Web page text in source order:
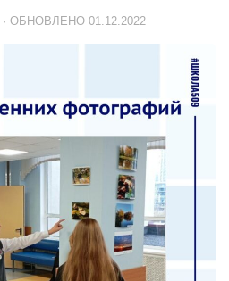
· ОБНОВЛЕНО 01.12.2022